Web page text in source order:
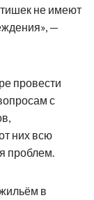
не имеют
—
провести
с
них всю
проблем.
в